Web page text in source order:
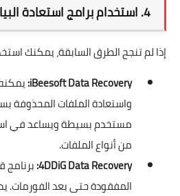
4. استخدام برامج استعادة البيانات
إذا لم تنجح الطرق السابقة، يمكنك
iBeesoft Data Recovery:
واستعادة الملفات المحذوفة
مستخدم بسيطة ويساعد في
من أنواع الملفات.
4DDiG Data Recovery: برنامج